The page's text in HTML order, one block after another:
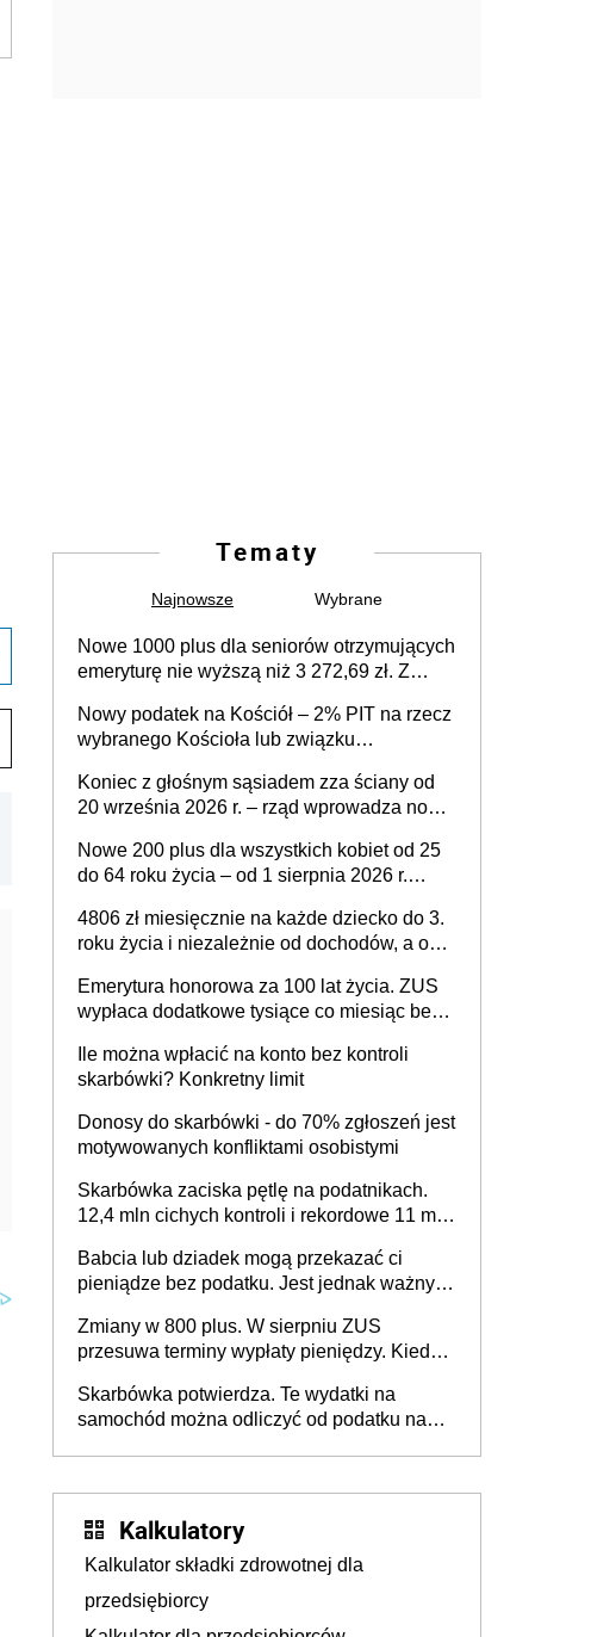
Tematy
Najnowsze Wybrane
Nowe 1000 plus dla seniorów otrzymujących
emeryturę nie wyższą niż 3 272,69 zł. Z
spóźnialscy świadczenia nie otrzymają
Nowy podatek na Kościół – 2% PIT na rzecz
wybranego Kościoła lub związku
nad zmianami w systemie finansowania
Koniec z głośnym sąsiadem zza ściany od
20 września 2026 r. – rząd wprowadza nowe
mieszkańców
Nowe 200 plus dla wszystkich kobiet od 25
do 64 roku życia – od 1 sierpnia 2026 r.
programu rządowego
4806 zł miesięcznie na każde dziecko do 3.
roku życia i niezależnie od dochodów, a od
ma odwrócić trend spadku liczby urodzeń w
Polsce
Emerytura honorowa za 100 lat życia. ZUS
wypłaca dodatkowe tysiące co miesiąc bez
Ile można wpłacić na konto bez kontroli
skarbówki? Konkretny limit
Donosy do skarbówki - do 70% zgłoszeń jest
motywowanych konfliktami osobistymi
Skarbówka zaciska pętlę na podatnikach.
12,4 mln cichych kontroli i rekordowe 11 mld
Babcia lub dziadek mogą przekazać ci
pieniądze bez podatku. Jest jednak ważny
Zmiany w 800 plus. W sierpniu ZUS
przesuwa terminy wypłaty pieniędzy. Kiedy
Skarbówka potwierdza. Te wydatki na
samochód można odliczyć od podatku nawet
Kalkulatory
Kalkulator składki zdrowotnej dla
przedsiębiorcy